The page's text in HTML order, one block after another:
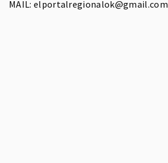
MAIL: elportalregionalok@gmail.com